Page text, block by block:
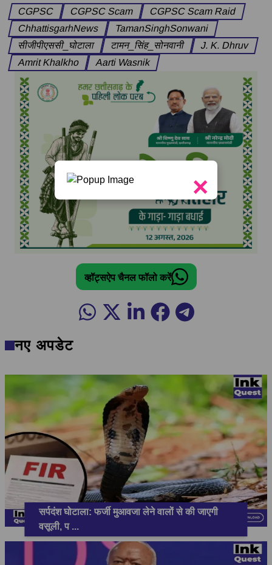
×
CGPSC CGPSC Scam
CGPSC Scam Raid
ChhattisgarhNews
TamanSinghSonwani
सीजीपीएससी_घोटाला
टामन_सिंह_सोनवानी
J. K. Dhruv
Amrit Khalkho
Aarti Wasnik
व्हॉट्सऐप चैनल फॉलो करें
नए अपडेट
सर्पदंश घोटाला: फर्जी मुआवजा लेने वालों से की जाएगी
वसूली, प...